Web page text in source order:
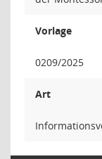
Vorlage
0209/2025
Art